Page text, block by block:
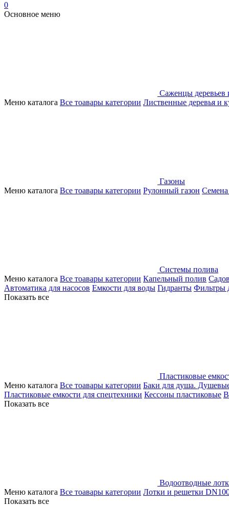
0
Основное меню
Саженцы деревьев
Меню каталога Все тоавары категории Лиственные деревья и
Газоны
Меню каталога Все тоавары категории Рулонный газон Семена
Системы полива
Меню каталога Все тоавары категории Капельный полив
Автоматика для насосов Емкости для воды Гидранты Фильтры
Показать все
Пластиковые
Меню каталога Все тоавары категории Баки для душа.
Пластиковые емкости для спецтехники Кессоны пластиковые
Показать все
Водоотводные
Меню каталога Все тоавары категории Лотки и решетки
Показать все